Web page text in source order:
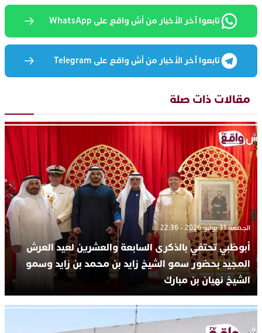
تابعوا آخر الأخبار من أش واقع على WhatsApp
تابعوا آخر الأخبار من أش واقع على Telegram
مقالات ذات صلة
الجمعة 31 يوليو 2026 - 22:36
أبوظبي تحتفي بالذكرى السابعة والعشرين لعيد العرش
المجيد بحضور سمو الشيخ زايد بن محمد بن زايد وسمو
الشيخ نهيان بن مبارك